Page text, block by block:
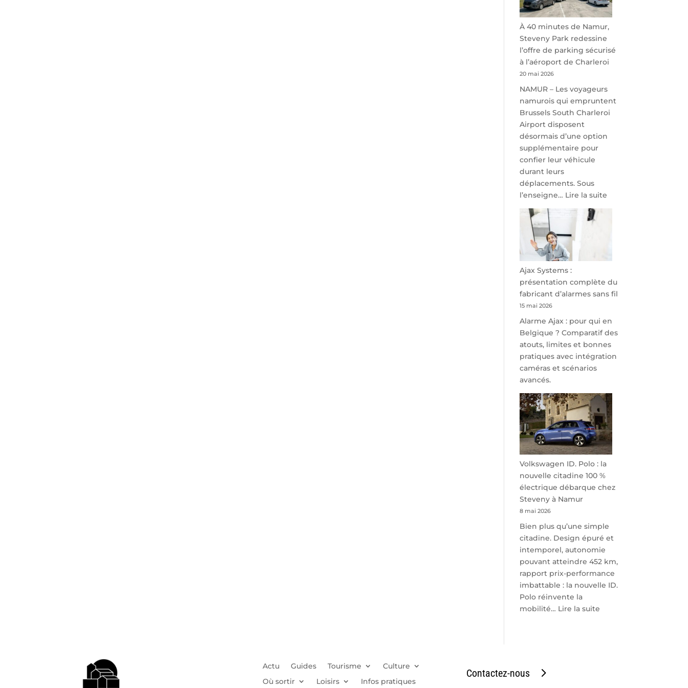
À 40 minutes de Namur,
Steveny Park redessine
l’offre de parking sécurisé
à l’aéroport de Charleroi
20 mai 2026
NAMUR – Les voyageurs
namurois qui empruntent
Brussels South Charleroi
Airport disposent
désormais d’une option
supplémentaire pour
confier leur véhicule
durant leurs
déplacements. Sous
l’enseigne… Lire la suite
Park
redessine
parking
sécurisé
à
l’aéroport
Ajax Systems :
présentation complète du
fabricant d’alarmes sans fil
15 mai 2026
Alarme Ajax : pour qui en
Belgique ? Comparatif des
atouts, limites et bonnes
pratiques avec intégration
caméras et scénarios
avancés.
Volkswagen ID. Polo : la
nouvelle citadine 100 %
électrique débarque chez
Steveny à Namur
8 mai 2026
Bien plus qu’une simple
citadine. Design épuré et
intemporel, autonomie
pouvant atteindre 452 km,
rapport prix-performance
imbattable : la nouvelle ID.
Polo réinvente la
mobilité… Lire la suite
Actu Guides Tourisme
Culture
Où sortir
Loisirs Infos pratiques
Contactez-nous